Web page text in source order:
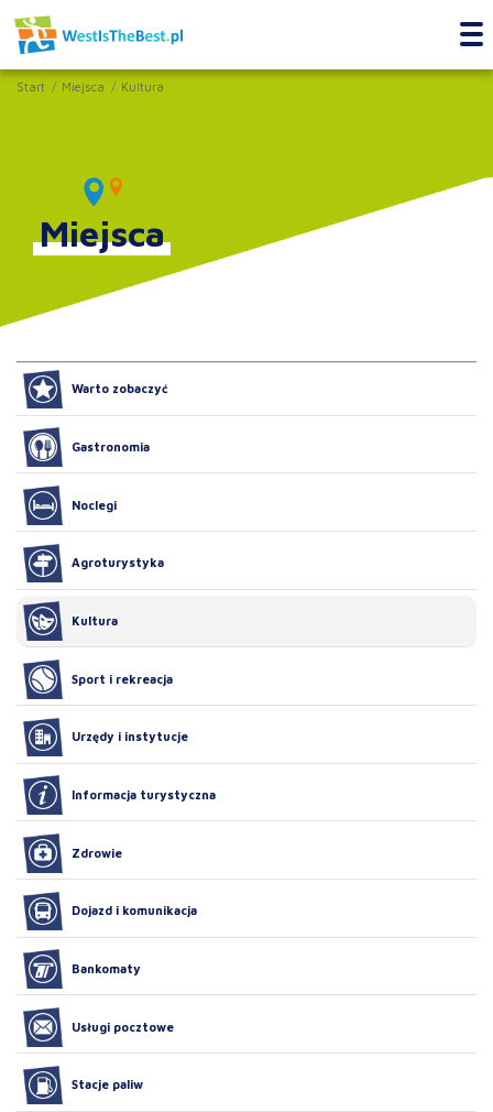
Start Miejsca Kultura
Miejsca
Warto zobaczyć
Gastronomia
Noclegi
Agroturystyka
Kultura
Sport i rekreacja
Urzędy i instytucje
Informacja turystyczna
Zdrowie
Dojazd i komunikacja
Bankomaty
Usługi pocztowe
Stacje paliw